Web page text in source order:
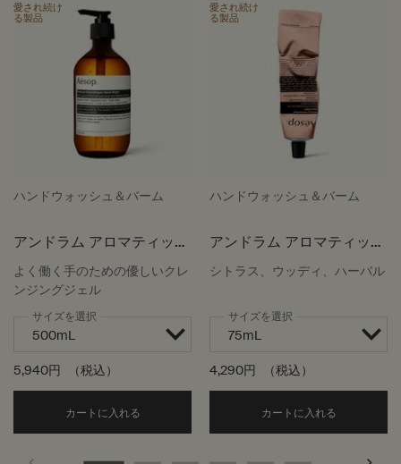
愛され続け
る製品
ハンドウォッシュ＆バーム
アンドラム アロマティック
ハンドウォッシュ
よく働く手のための優しいクレ
ンジングジェル
サイズを選択
5,940円 （税込）
カートに入れる Add the アンドラム アロマティック ハンド
愛され続け
る製品
ハンドウォッシュ＆バーム
アンドラム アロマティック
ハンドバーム
シトラス、ウッディ、ハーバル
サイズを選択
4,290円 （税込）
カートに入れる